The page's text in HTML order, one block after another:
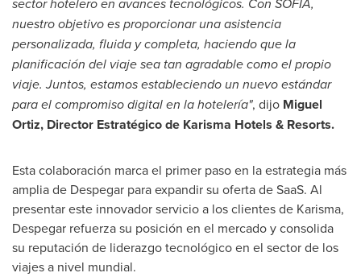
nuestro objetivo es proporcionar una asistencia
personalizada, fluida y completa, haciendo que la
planificación del viaje sea tan agradable como el propio
viaje. Juntos, estamos estableciendo un nuevo estándar
para el compromiso digital en la hotelería", dijo Miguel
Ortiz, Director Estratégico de Karisma Hotels & Resorts.
Esta colaboración marca el primer paso en la estrategia más
amplia de Despegar para expandir su oferta de SaaS. Al
presentar este innovador servicio a los clientes de Karisma,
Despegar refuerza su posición en el mercado y consolida
su reputación de liderazgo tecnológico en el sector de los
viajes a nivel mundial.